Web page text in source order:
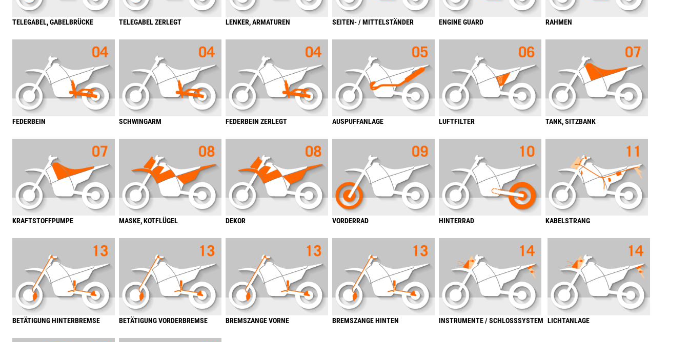
TELEGABEL, GABELBRÜCKE TELEGABEL ZERLEGT LENKER, ARMATUREN SEITEN- / MITTELSTÄNDER ENGINE GUARD RAHMEN
FEDERBEIN SCHWINGARM FEDERBEIN ZERLEGT AUSPUFFANLAGE LUFTFILTER TANK, SITZBANK
KRAFTSTOFFPUMPE MASKE, KOTFLÜGEL DEKOR VORDERRAD HINTERRAD KABELSTRANG
BETÄTIGUNG HINTERBREMSE BETÄTIGUNG VORDERBREMSE BREMSZANGE VORNE BREMSZANGE HINTEN INSTRUMENTE / SCHLOSSSYSTEM LICHTANLAGE